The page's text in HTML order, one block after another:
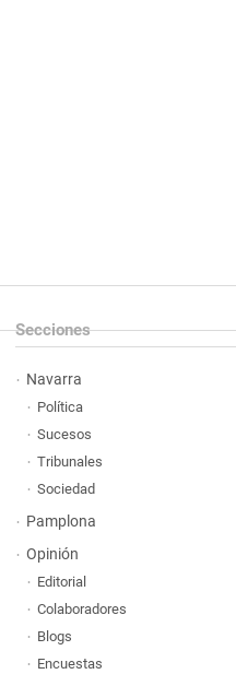
Secciones
Navarra
Política
Sucesos
Tribunales
Sociedad
Pamplona
Opinión
Editorial
Colaboradores
Blogs
Encuestas